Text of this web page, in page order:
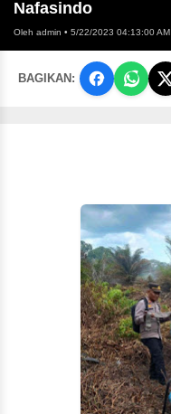
Nafasindo
Oleh admin • 5/22/2023 04:13:00 AM
BAGIKAN: